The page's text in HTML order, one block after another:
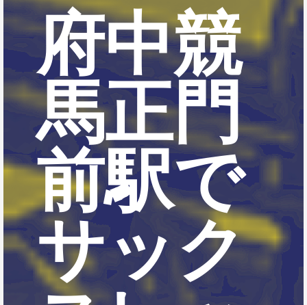
府中競
馬正門
前駅で
サック